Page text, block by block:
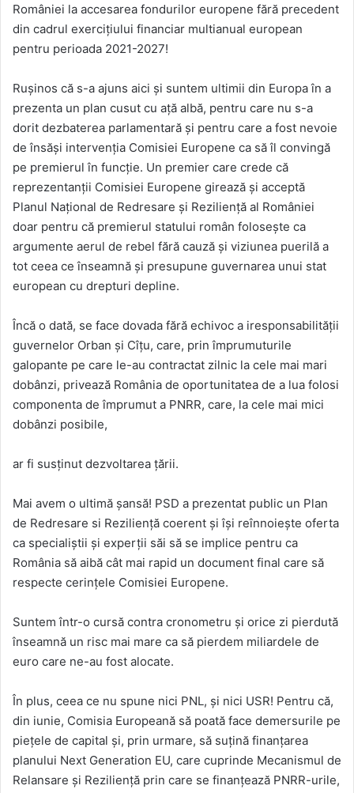
României la accesarea fondurilor europene fără precedent
din cadrul exercițiului financiar multianual european
pentru perioada 2021-2027!
Rușinos că s-a ajuns aici și suntem ultimii din Europa în a
prezenta un plan cusut cu ață albă, pentru care nu s-a
dorit dezbaterea parlamentară și pentru care a fost nevoie
de însăși intervenția Comisiei Europene ca să îl convingă
pe premierul în funcție. Un premier care crede că
reprezentanții Comisiei Europene girează și acceptă
Planul Național de Redresare și Reziliență al României
doar pentru că premierul statului român folosește ca
argumente aerul de rebel fără cauză și viziunea puerilă a
tot ceea ce înseamnă și presupune guvernarea unui stat
european cu drepturi depline.
Încă o dată, se face dovada fără echivoc a iresponsabilității
guvernelor Orban și Cîțu, care, prin împrumuturile
galopante pe care le-au contractat zilnic la cele mai mari
dobânzi, privează România de oportunitatea de a lua folosi
componenta de împrumut a PNRR, care, la cele mai mici
dobânzi posibile,
ar fi susținut dezvoltarea țării.
Mai avem o ultimă șansă! PSD a prezentat public un Plan
de Redresare si Reziliență coerent și își reînnoiește oferta
ca specialiștii și experții săi să se implice pentru ca
România să aibă cât mai rapid un document final care să
respecte cerințele Comisiei Europene.
Suntem într-o cursă contra cronometru și orice zi pierdută
înseamnă un risc mai mare ca să pierdem miliardele de
euro care ne-au fost alocate.
În plus, ceea ce nu spune nici PNL, și nici USR! Pentru că,
din iunie, Comisia Europeană să poată face demersurile pe
piețele de capital și, prin urmare, să suțină finanțarea
planului Next Generation EU, care cuprinde Mecanismul de
Relansare și Reziliență prin care se finanțează PNRR-urile,